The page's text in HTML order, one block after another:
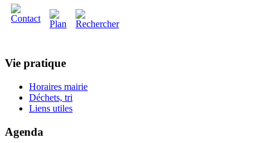
Vie pratique
Horaires mairie
Déchets, tri
Liens utiles
Agenda